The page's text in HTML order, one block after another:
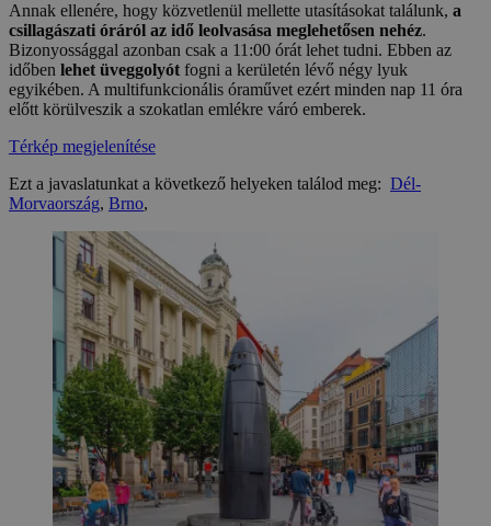
Annak ellenére, hogy közvetlenül mellette utasításokat találunk, a
csillagászati óráról az idő leolvasása meglehetősen nehéz.
Bizonyossággal azonban csak a 11:00 órát lehet tudni. Ebben az
időben lehet üveggolyót fogni a kerületén lévő négy lyuk
egyikében. A multifunkcionális óraművet ezért minden nap 11 óra
előtt körülveszik a szokatlan emlékre váró emberek.
Térkép megjelenítése
Ezt a javaslatunkat a következő helyeken találod meg: Dél-
Morvaország, Brno,